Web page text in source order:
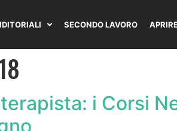
SECONDO LAVORO
i Corsi